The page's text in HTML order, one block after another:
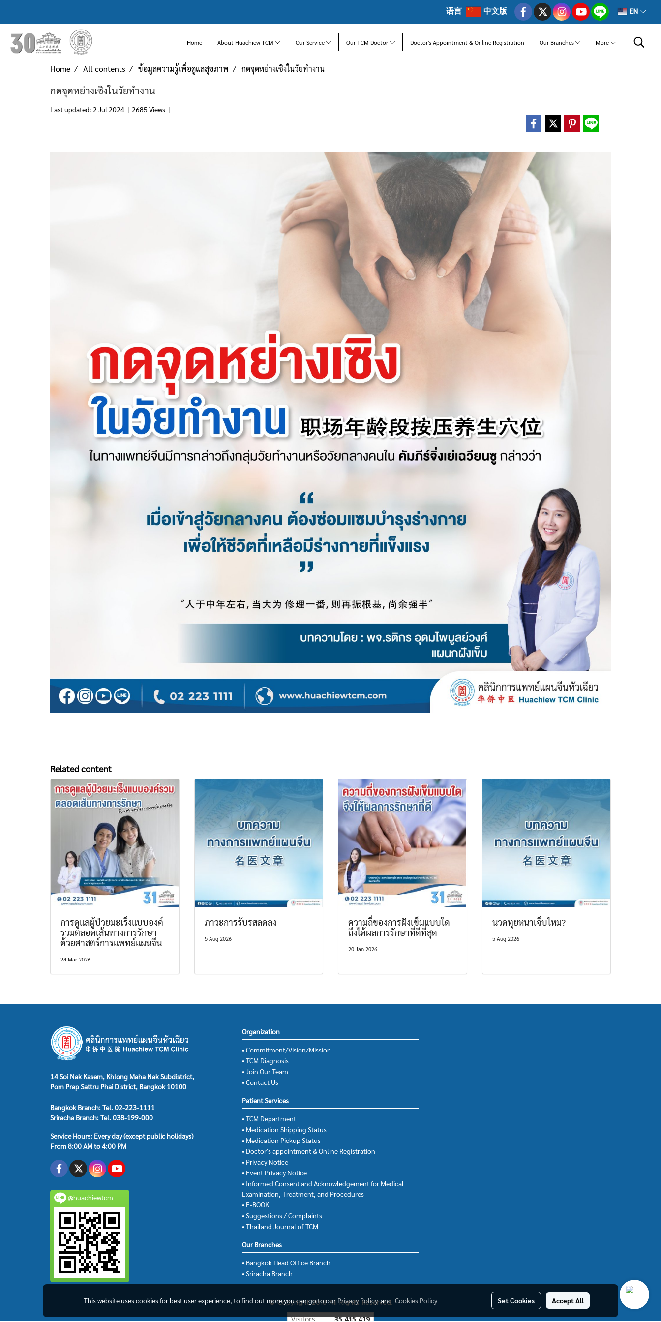
语言 中文版 EN
Home About Huachiew TCM Our Service Our TCM Doctor Doctor's Appointment & Online Registration Our Branches More
Home All contents ข้อมูลความรู้เพื่อดูแลสุขภาพ กดจุดหย่างเซิงในวัยทำงาน
กดจุดหย่างเซิงในวัยทำงาน
Last updated: 2 Jul 2024 | 2685 Views |
Related content
การดูแลผู้ป่วยมะเร็งแบบองค์
รวมตลอดเส้นทางการรักษา
ด้วยศาสตร์การแพทย์แผนจีน
24 Mar 2026
ภาวะการรับรสลดลง
5 Aug 2026
ความถี่ของการฝังเข็มแบบใด
ถึงได้ผลการรักษาที่ดีที่สุด
20 Jan 2026
นวดทุยหนาเจ็บไหม?
5 Aug 2026
14 Soi Nak Kasem, Khlong Maha Nak Subdistrict,
Pom Prap Sattru Phai District, Bangkok 10100
Bangkok Branch: Tel. 02-223-1111
Sriracha Branch: Tel. 038-199-000
Service Hours: Every day (except public holidays)
From 8:00 AM to 4:00 PM
@huachiewtcm
Organization
• Commitment/Vision/Mission
• TCM Diagnosis
• Join Our Team
• Contact Us
Patient Services
• TCM Department
• Medication Shipping Status
• Medication Pickup Status
• Doctor's appointment & Online Registration
• Privacy Notice
• Event Privacy Notice
• Informed Consent and Acknowledgement for Medical
Examination, Treatment, and Procedures
• E-BOOK
• Suggestions / Complaints
• Thailand Journal of TCM
Our Branches
• Bangkok Head Office Branch
• Sriracha Branch
© Copyright 2018 All Rights Reserved.
Today's visitor
1
This website uses cookies for best user experience, to find out more you can go to ourPrivacy PolicyandCookies Policy Set Cookies Accept All